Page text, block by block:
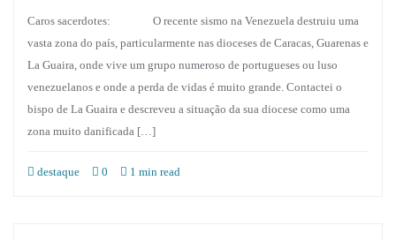
Caros sacerdotes: O recente sismo na Venezuela destruiu uma
vasta zona do país, particularmente nas dioceses de Caracas, Guarenas e
La Guaira, onde vive um grupo numeroso de portugueses ou luso
venezuelanos e onde a perda de vidas é muito grande. Contactei o
bispo de La Guaira e descreveu a situação da sua diocese como uma
zona muito danificada […]
destaque 0 1 min read